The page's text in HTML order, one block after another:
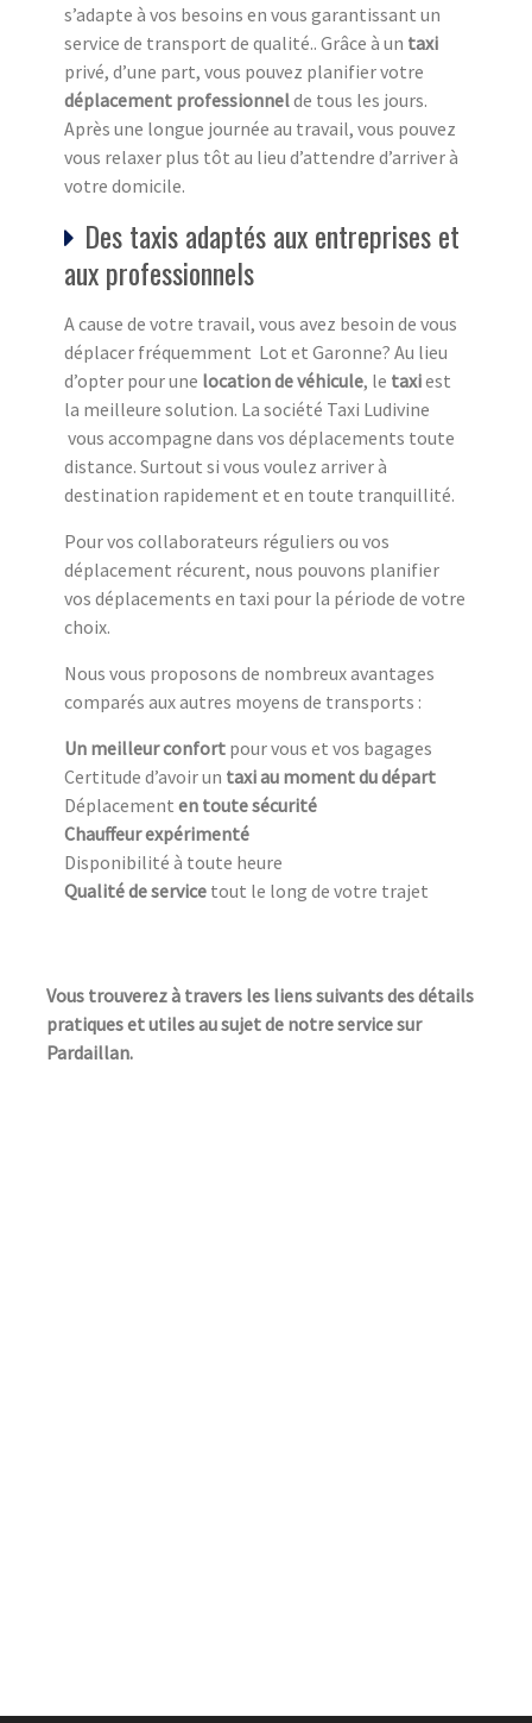
s’adapte à vos besoins en vous garantissant un
service de transport de qualité.. Grâce à un taxi
privé, d’une part, vous pouvez planifier votre
déplacement professionnelde tous les jours.
Après une longue journée au travail, vous pouvez
vous relaxer plus tôt au lieu d’attendre d’arriver à
votre domicile.
Des taxis adaptés aux entreprises et
aux professionnels
A cause de votre travail, vous avez besoin de vous
déplacer fréquemment Lot et Garonne? Au lieu
d’opter pour une location de véhicule, le taxiest
la meilleure solution. La société Taxi Ludivine
vous accompagne dans vos déplacements toute
distance. Surtout si vous voulez arriver à
destination rapidement et en toute tranquillité.
Pour vos collaborateurs réguliers ou vos
déplacement récurent, nous pouvons planifier
vos déplacements en taxi pour la période de votre
choix.
Nous vous proposons de nombreux avantages
comparés aux autres moyens de transports :
Un meilleur confort pour vous et vos bagages
Certitude d’avoir un taxi au moment du départ
Déplacement en toute sécurité
Chauffeur expérimenté
Disponibilité à toute heure
Qualité de service tout le long de votre trajet
Vous trouverez à travers les liens suivants des détails
pratiques et utiles au sujet de notre service sur
Pardaillan.